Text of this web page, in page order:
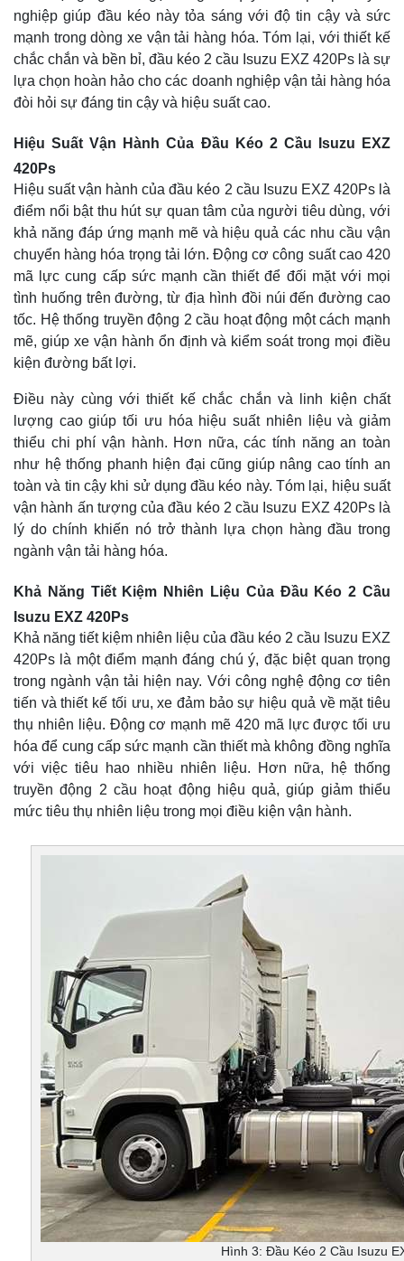
nghiệp giúp đầu kéo này tỏa sáng với độ tin cậy và sức
mạnh trong dòng xe vận tải hàng hóa. Tóm lại, với thiết kế
chắc chắn và bền bỉ, đầu kéo 2 cầu Isuzu EXZ 420Ps là sự
lựa chọn hoàn hảo cho các doanh nghiệp vận tải hàng hóa
đòi hỏi sự đáng tin cậy và hiệu suất cao.
Hiệu Suất Vận Hành Của Đầu Kéo 2 Cầu Isuzu EXZ
420Ps
Hiệu suất vận hành của đầu kéo 2 cầu Isuzu EXZ 420Ps là
điểm nổi bật thu hút sự quan tâm của người tiêu dùng, với
khả năng đáp ứng mạnh mẽ và hiệu quả các nhu cầu vận
chuyển hàng hóa trọng tải lớn. Động cơ công suất cao 420
mã lực cung cấp sức mạnh cần thiết để đối mặt với mọi
tình huống trên đường, từ địa hình đồi núi đến đường cao
tốc. Hệ thống truyền động 2 cầu hoạt động một cách mạnh
mẽ, giúp xe vận hành ổn định và kiểm soát trong mọi điều
kiện đường bất lợi.
Điều này cùng với thiết kế chắc chắn và linh kiện chất
lượng cao giúp tối ưu hóa hiệu suất nhiên liệu và giảm
thiểu chi phí vận hành. Hơn nữa, các tính năng an toàn
như hệ thống phanh hiện đại cũng giúp nâng cao tính an
toàn và tin cậy khi sử dụng đầu kéo này. Tóm lại, hiệu suất
vận hành ấn tượng của đầu kéo 2 cầu Isuzu EXZ 420Ps là
lý do chính khiến nó trở thành lựa chọn hàng đầu trong
ngành vận tải hàng hóa.
Khả Năng Tiết Kiệm Nhiên Liệu Của Đầu Kéo 2 Cầu
Isuzu EXZ 420Ps
Khả năng tiết kiệm nhiên liệu của đầu kéo 2 cầu Isuzu EXZ
420Ps là một điểm mạnh đáng chú ý, đặc biệt quan trọng
trong ngành vận tải hiện nay. Với công nghệ động cơ tiên
tiến và thiết kế tối ưu, xe đảm bảo sự hiệu quả về mặt tiêu
thụ nhiên liệu. Động cơ mạnh mẽ 420 mã lực được tối ưu
hóa để cung cấp sức mạnh cần thiết mà không đồng nghĩa
với việc tiêu hao nhiều nhiên liệu. Hơn nữa, hệ thống
truyền động 2 cầu hoạt động hiệu quả, giúp giảm thiểu
mức tiêu thụ nhiên liệu trong mọi điều kiện vận hành.
Hình 3: Đầu Kéo 2 Cầu Isuzu